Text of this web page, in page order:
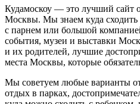
Кудамоскоу — это лучший сайт
Москвы. Мы знаем куда
с парнем или большой
события, музеи и выставки
и их родителей, лучшие
места Москвы, которые
Мы советуем любые варианты
отдых в парках,